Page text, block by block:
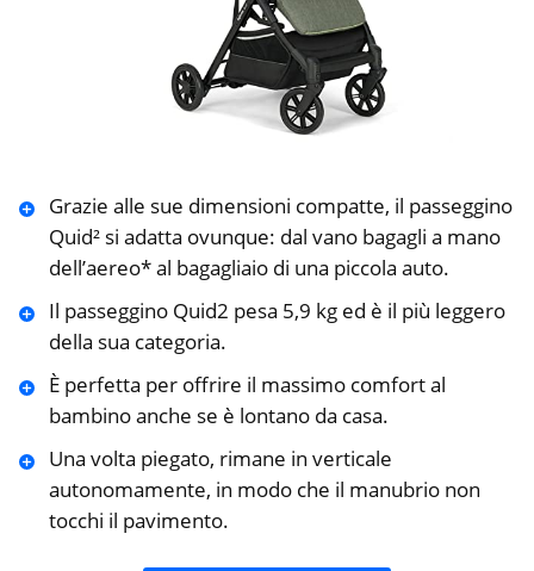
Grazie alle sue dimensioni compatte, il passeggino
Quid² si adatta ovunque: dal vano bagagli a mano
dell’aereo* al bagagliaio di una piccola auto.
Il passeggino Quid2 pesa 5,9 kg ed è il più leggero
della sua categoria.
È perfetta per offrire il massimo comfort al
bambino anche se è lontano da casa.
Una volta piegato, rimane in verticale
autonomamente, in modo che il manubrio non
tocchi il pavimento.